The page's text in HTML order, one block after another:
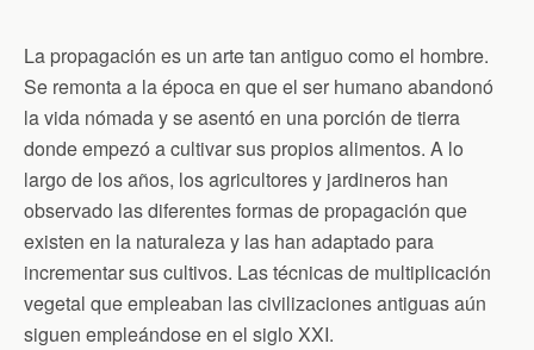
La propagación es un arte tan antiguo como el hombre.
Se remonta a la época en que el ser humano abandonó
la vida nómada y se asentó en una porción de tierra
donde empezó a cultivar sus propios alimentos. A lo
largo de los años, los agricultores y jardineros han
observado las diferentes formas de propagación que
existen en la naturaleza y las han adaptado para
incrementar sus cultivos. Las técnicas de multiplicación
vegetal que empleaban las civilizaciones antiguas aún
siguen empleándose en el siglo XXI.